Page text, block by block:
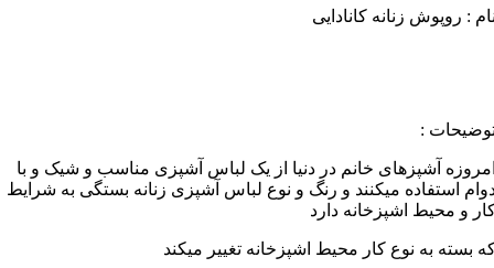
: روپوش زنانه کانادایی
:
آشپزهای خانم در دنیا از یک لباس آشپزی مناسب و شیک و با
استفاده میکنند و رنگ و نوع لباس آشپزی زنانه بستگی به شرایط
و محیط اشپزخانه دارد
بسته به نوع کار محیط اشپزخانه تغییر میکند